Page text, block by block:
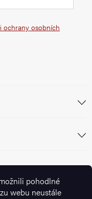
pohodlné
webu neustále
ochrany osobních